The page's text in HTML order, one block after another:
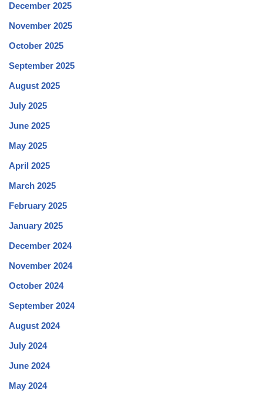
December 2025
November 2025
October 2025
September 2025
August 2025
July 2025
June 2025
May 2025
April 2025
March 2025
February 2025
January 2025
December 2024
November 2024
October 2024
September 2024
August 2024
July 2024
June 2024
May 2024